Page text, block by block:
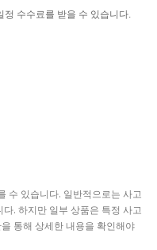
수수료를 받을 수 있습니다.
수 있습니다. 일반적으로는 사고
. 하지만 일부 상품은 특정 사고
통해 상세한 내용을 확인해야